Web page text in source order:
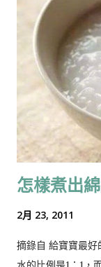
1．大人：先剪出
圓形打孔機打出
吉和綠葉擺放的
的雙面膠貼，讓其
景紙上，先用膠
接讓上部分揭起
6，小朋友：貼上
小，剪出花盆 8．
方形 9．大人或小
“福”字的貼紙 ，貼
幼兒圖書推介，
森綠媽媽最新的童
https://
怎樣煮出
2月 23, 2011
摘錄自 給寶寶最